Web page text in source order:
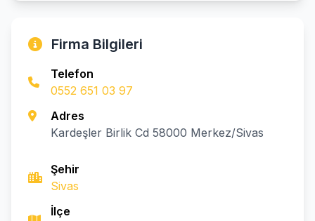
Firma Bilgileri
Telefon
0552 651 03 97
Adres
Kardeşler Birlik Cd 58000 Merkez/Sivas
Şehir
Sivas
İlçe